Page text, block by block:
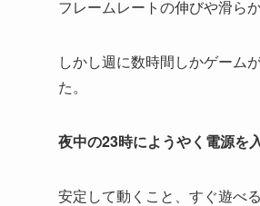
フレームレートの伸びや滑ら
しかし週に数時間しかゲーム
た。
夜中の23時にようやく電源を
安定して動くこと、すぐ遊べる